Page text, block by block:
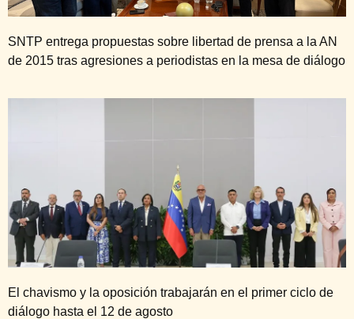
SNTP entrega propuestas sobre libertad de prensa a la AN
de 2015 tras agresiones a periodistas en la mesa de diálogo
El chavismo y la oposición trabajarán en el primer ciclo de
diálogo hasta el 12 de agosto